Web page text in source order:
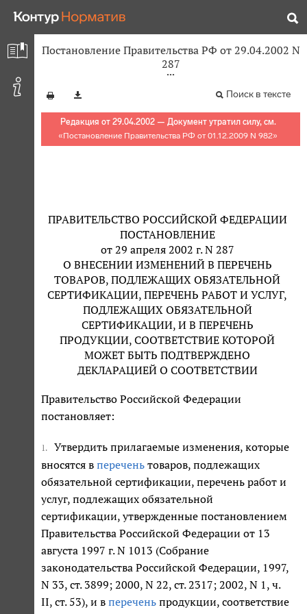
Постановление Правительства РФ от 29.04.2002 N
287
Поиск в тексте
Редакция от 29.04.2002 — Документ утратил силу, см.
«Постановление Правительства РФ от 01.12.2009 N 982»
ПРАВИТЕЛЬСТВО РОССИЙСКОЙ ФЕДЕРАЦИИ
ПОСТАНОВЛЕНИЕ
от 29 апреля 2002 г. N 287
О ВНЕСЕНИИ ИЗМЕНЕНИЙ В ПЕРЕЧЕНЬ
ТОВАРОВ, ПОДЛЕЖАЩИХ ОБЯЗАТЕЛЬНОЙ
СЕРТИФИКАЦИИ, ПЕРЕЧЕНЬ РАБОТ И УСЛУГ,
ПОДЛЕЖАЩИХ ОБЯЗАТЕЛЬНОЙ
СЕРТИФИКАЦИИ, И В ПЕРЕЧЕНЬ
ПРОДУКЦИИ, СООТВЕТСТВИЕ КОТОРОЙ
МОЖЕТ БЫТЬ ПОДТВЕРЖДЕНО
ДЕКЛАРАЦИЕЙ О СООТВЕТСТВИИ
Правительство Российской Федерации
постановляет:
1.
Утвердить прилагаемые изменения, которые
вносятся в перечень товаров, подлежащих
обязательной сертификации, перечень работ и
услуг, подлежащих обязательной
сертификации, утвержденные постановлением
Правительства Российской Федерации от 13
августа 1997 г. N 1013 (Собрание
законодательства Российской Федерации, 1997,
N 33, ст. 3899; 2000, N 22, ст. 2317; 2002, N 1, ч.
II, ст. 53), и в перечень продукции, соответствие